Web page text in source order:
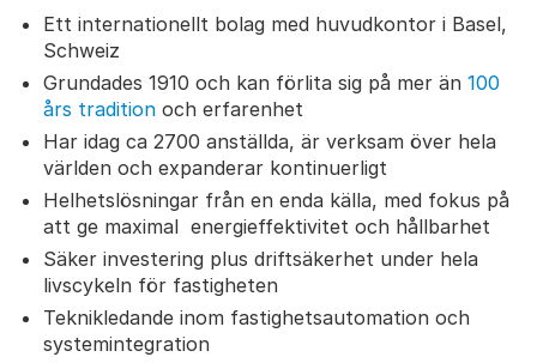
Ett internationellt bolag med huvudkontor i Basel,
Schweiz
Grundades 1910 och kan förlita sig på mer än 100
års tradition och erfarenhet
Har idag ca 2700 anställda, är verksam över hela
världen och expanderar kontinuerligt
Helhetslösningar från en enda källa, med fokus på
att ge maximal energieffektivitet och hållbarhet
Säker investering plus driftsäkerhet under hela
livscykeln för fastigheten
Teknikledande inom fastighetsautomation och
systemintegration